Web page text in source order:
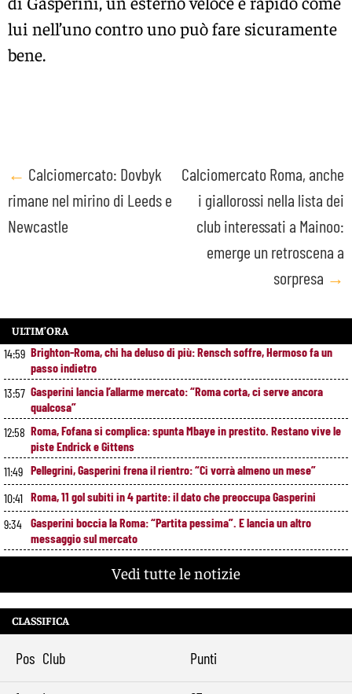
lui nell’uno contro uno può fare sicuramente
bene.
Post
navigation
← Calciomercato: Dovbyk
rimane nel mirino di Leeds e
Newcastle
Calciomercato Roma, anche
i giallorossi nella lista dei
club interessati a Mainoo:
emerge un retroscena a
sorpresa →
ULTIM’ORA
14:59 Brighton-Roma, chi ha deluso di più: Rensch soffre, Hermoso fa un
passo indietro
13:57 Gasperini lancia l’allarme mercato: “Roma corta, ci serve ancora
qualcosa”
12:58 Roma, Fofana si complica: spunta Mbaye in prestito. Restano vive le
piste Endrick e Gittens
11:49 Pellegrini, Gasperini frena il rientro: “Ci vorrà almeno un mese”
10:41 Roma, 11 gol subiti in 4 partite: il dato che preoccupa Gasperini
9:34 Gasperini boccia la Roma: “Partita pessima”. E lancia un altro
messaggio sul mercato
Vedi tutte le notizie
CLASSIFICA
Pos Club Punti